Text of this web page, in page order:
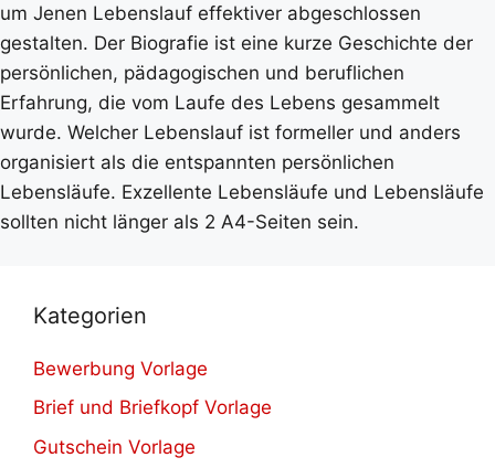
um Jenen Lebenslauf effektiver abgeschlossen
gestalten. Der Biografie ist eine kurze Geschichte der
persönlichen, pädagogischen und beruflichen
Erfahrung, die vom Laufe des Lebens gesammelt
wurde. Welcher Lebenslauf ist formeller und anders
organisiert als die entspannten persönlichen
Lebensläufe. Exzellente Lebensläufe und Lebensläufe
sollten nicht länger als 2 A4-Seiten sein.
Kategorien
Bewerbung Vorlage
Brief und Briefkopf Vorlage
Gutschein Vorlage